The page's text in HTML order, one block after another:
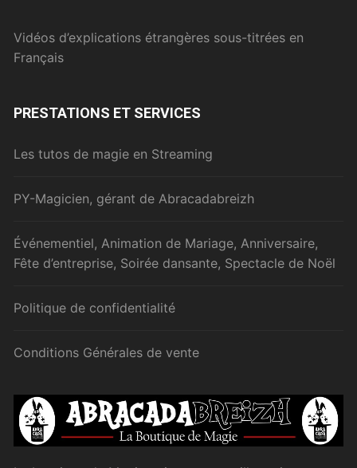
Vidéos d’explications étrangères sous-titrées en
Français
PRESTATIONS ET SERVICES
Les tutos de magie en Streaming
PY-Magicien, gérant de Abracadabreizh
Événementiel, Animation de Mariage, Anniversaire,
Fête d’entreprise, Soirée dansante, Spectacle de Noël
Politique de confidentialité
Conditions Générales de vente